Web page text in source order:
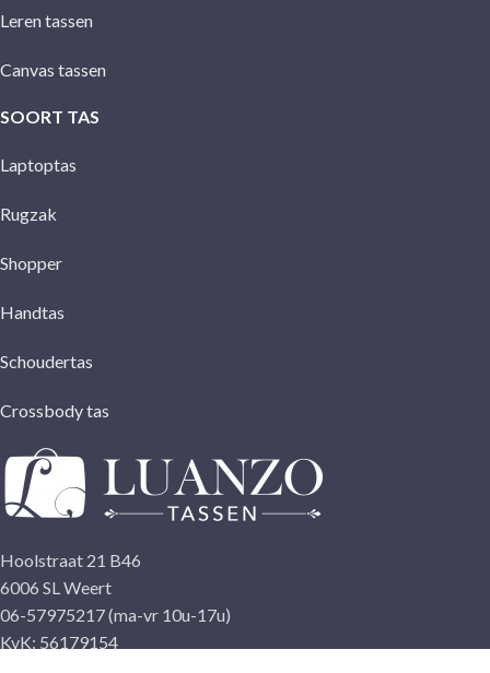
Leren tassen
Canvas tassen
SOORT TAS
Laptoptas
Rugzak
Shopper
Handtas
Schoudertas
Crossbody tas
Hoolstraat 21 B46
6006 SL Weert
06-57975217 (ma-vr 10u-17u)
KvK: 56179154